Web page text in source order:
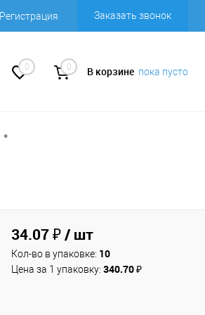
Регистрация Заказать звонок
0 0 В корзине пока пусто
•
34.07 ₽/ шт
Кол-во в упаковке: 10
Цена за 1 упаковку: 340.70 ₽